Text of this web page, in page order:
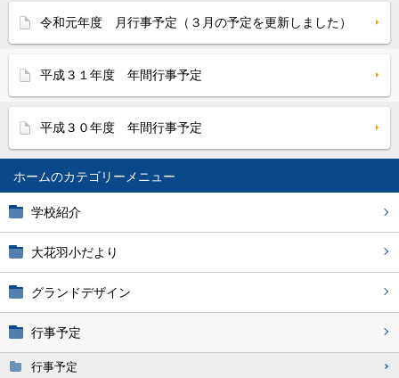
ホーム
学校紹介
大花羽小だより
グランドデザイン
行事予定
行事予定
令和元年度 月行事予定（３月の予定を更新しました）
平成３１年度 年間行事予定
平成３０年度 年間行事予定